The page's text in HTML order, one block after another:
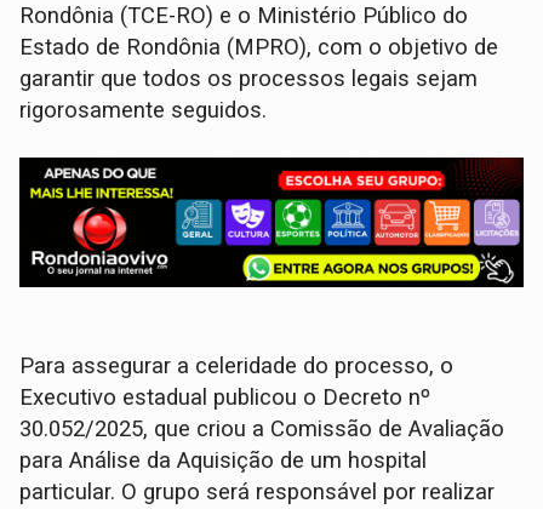
Rondônia (TCE-RO) e o Ministério Público do
Estado de Rondônia (MPRO), com o objetivo de
garantir que todos os processos legais sejam
rigorosamente seguidos.
Para assegurar a celeridade do processo, o
Executivo estadual publicou o Decreto nº
30.052/2025, que criou a Comissão de Avaliação
para Análise da Aquisição de um hospital
particular. O grupo será responsável por realizar